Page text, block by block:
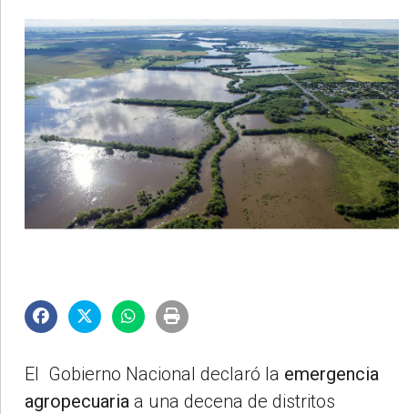
©2007/2026
El Gobierno Nacional declaró la emergencia
agropecuaria a una decena de distritos